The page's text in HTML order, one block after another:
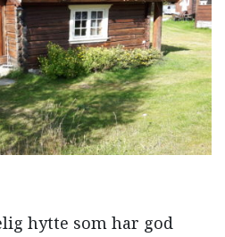
hytte som har god